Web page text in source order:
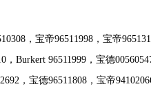
，宝帝96511998，宝帝
，Burkert 96511999，宝德
，宝德96511808，宝帝